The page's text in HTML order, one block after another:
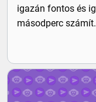
igazán fontos és
másodperc számít.